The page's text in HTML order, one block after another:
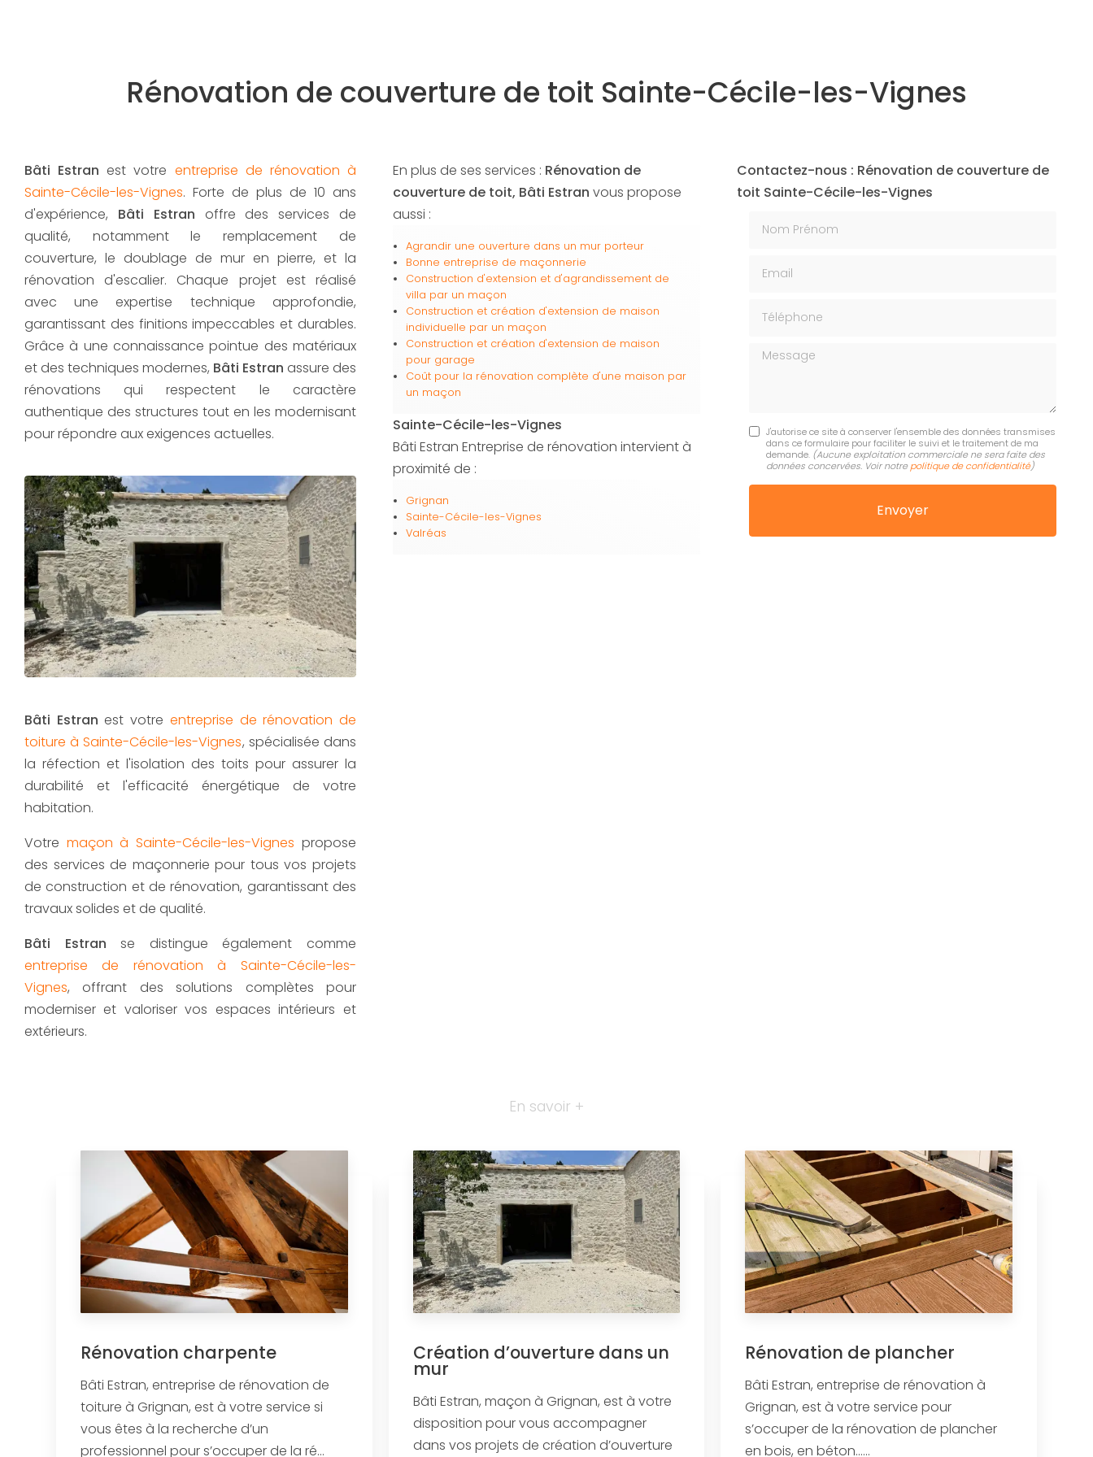
Rénovation de couverture de toit Sainte-Cécile-les-Vignes
Bâti Estran est votre entreprise de rénovation à
Sainte-Cécile-les-Vignes. Forte de plus de 10 ans
d'expérience, Bâti Estran offre des services de
qualité, notamment le remplacement de
couverture, le doublage de mur en pierre, et la
rénovation d'escalier. Chaque projet est réalisé
avec une expertise technique approfondie,
garantissant des finitions impeccables et durables.
Grâce à une connaissance pointue des matériaux
et des techniques modernes, Bâti Estran assure des
rénovations qui respectent le caractère
authentique des structures tout en les modernisant
pour répondre aux exigences actuelles.
Bâti Estran est votre entreprise de rénovation de
toiture à Sainte-Cécile-les-Vignes, spécialisée dans
la réfection et l'isolation des toits pour assurer la
durabilité et l'efficacité énergétique de votre
habitation.
Votre maçon à Sainte-Cécile-les-Vignes propose
des services de maçonnerie pour tous vos projets
de construction et de rénovation, garantissant des
travaux solides et de qualité.
Bâti Estran se distingue également comme
entreprise de rénovation à Sainte-Cécile-les-
Vignes, offrant des solutions complètes pour
moderniser et valoriser vos espaces intérieurs et
extérieurs.
En plus de ses services : Rénovation de
couverture de toit, Bâti Estran vous propose
aussi :
Agrandir une ouverture dans un mur porteur
Bonne entreprise de maçonnerie
Construction d'extension et d'agrandissement de
villa par un maçon
Construction et création d'extension de maison
individuelle par un maçon
Construction et création d'extension de maison
pour garage
Coût pour la rénovation complète d'une maison par
un maçon
Sainte-Cécile-les-Vignes
Bâti Estran Entreprise de rénovation intervient à
proximité de :
Grignan
Sainte-Cécile-les-Vignes
Valréas
Contactez-nous : Rénovation de couverture de
toit Sainte-Cécile-les-Vignes
Nom Prénom
Email
Téléphone
Message
J'autorise ce site à conserver l'ensemble des données transmises
dans ce formulaire pour faciliter le suivi et le traitement de ma
demande. (Aucune exploitation commerciale ne sera faite des
données concervées. Voir notre politique de confidentialité)
En savoir +
Rénovation charpente
Bâti Estran, entreprise de rénovation de
toiture à Grignan, est à votre service si
vous êtes à la recherche d’un
professionnel pour s’occuper de la ré...
Création d’ouverture dans un
mur
Bâti Estran, maçon à Grignan, est à votre
disposition pour vous accompagner
dans vos projets de création d’ouverture
Rénovation de plancher
Bâti Estran, entreprise de rénovation à
Grignan, est à votre service pour
s’occuper de la rénovation de plancher
en bois, en béton......